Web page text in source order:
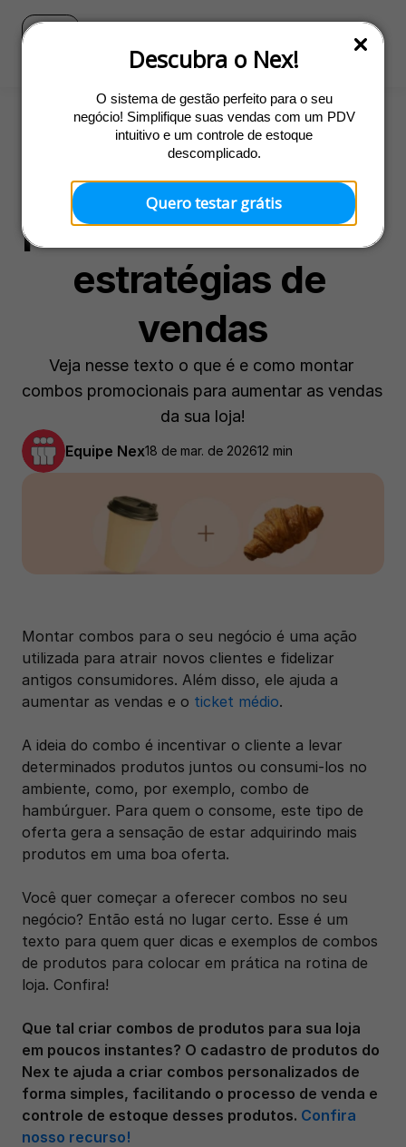
Descubra o Nex!
O sistema de gestão perfeito para o seu
negócio! Simplifique suas vendas com um PDV
intuitivo e um controle de estoque
descomplicado.
Quero testar grátis
Promoções
Como fazer combos
promocionais e criar
estratégias de
vendas
Veja nesse texto o que é e como montar
combos promocionais para aumentar as vendas
da sua loja!
Equipe Nex18 de mar. de 202612 min
Montar combos para o seu negócio é uma ação
utilizada para atrair novos clientes e fidelizar
antigos consumidores. Além disso, ele ajuda a
aumentar as vendas e o ticket médio.
A ideia do combo é incentivar o cliente a levar
determinados produtos juntos ou consumi-los no
ambiente, como, por exemplo, combo de
hambúrguer. Para quem o consome, este tipo de
oferta gera a sensação de estar adquirindo mais
produtos em uma boa oferta.
Você quer começar a oferecer combos no seu
negócio? Então está no lugar certo. Esse é um
texto para quem quer dicas e exemplos de combos
de produtos para colocar em prática na rotina de
loja. Confira!
‍Que tal criar combos de produtos para sua loja
em poucos instantes? O cadastro de produtos do
Nex te ajuda a criar combos personalizados de
forma simples, facilitando o processo de venda e
controle de estoque desses produtos. Confira
nosso recurso!
Blog Ir para o site do Nex